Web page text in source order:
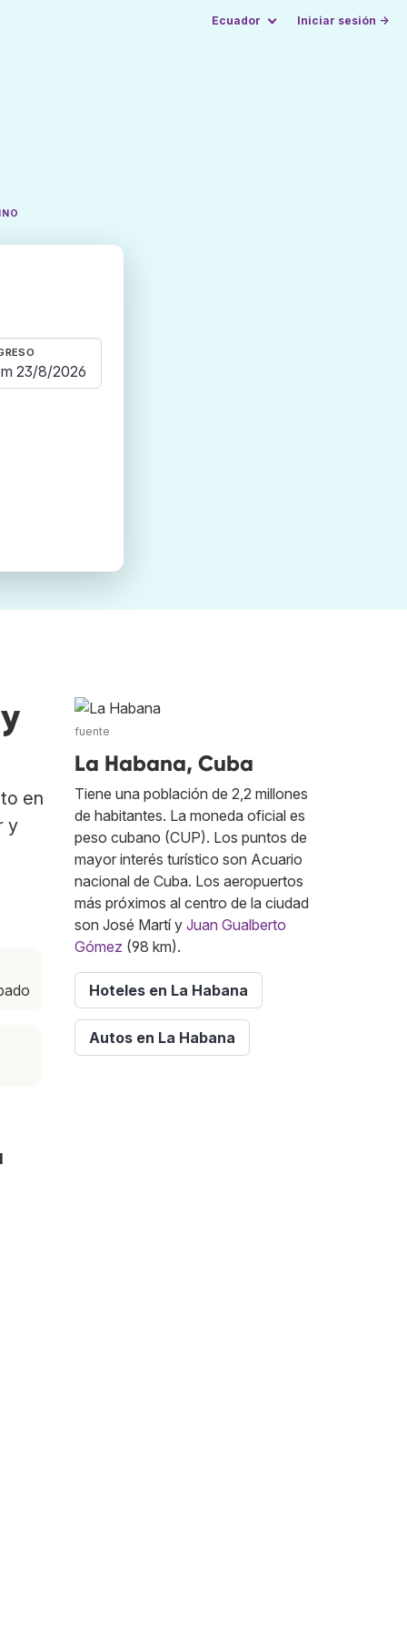
Ecuador Iniciar sesión →
en
y
fuente
La Habana, Cuba
Tiene una población de 2,2 millones
de habitantes. La moneda oficial es
peso cubano (CUP). Los puntos de
mayor interés turístico son Acuario
nacional de Cuba. Los aeropuertos
más próximos al centro de la ciudad
son José Martí y Juan Gualberto
Gómez (98 km).
Hoteles en La Habana
Autos en La Habana